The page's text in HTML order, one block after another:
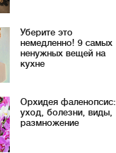
Уберите это
немедленно! 9 самых
ненужных вещей на
кухне
Орхидея фаленопсис:
уход, болезни, виды,
размножение